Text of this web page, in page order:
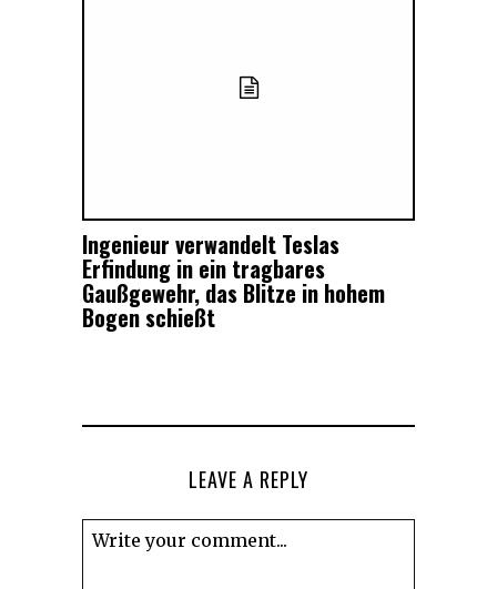
Ingenieur verwandelt Teslas
Erfindung in ein tragbares
Gaußgewehr, das Blitze in hohem
Bogen schießt
LEAVE A REPLY